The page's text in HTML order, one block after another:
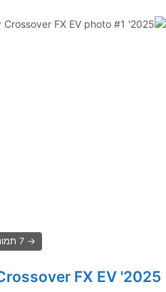
7 תמונות
2025' Chery Crossover FX EV